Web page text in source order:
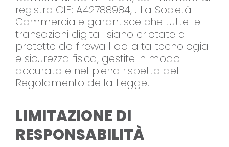
registro CIF: A42788984, . La Società
Commerciale garantisce che tutte le
transazioni digitali siano criptate e
protette da firewall ad alta tecnologia
e sicurezza fisica, gestite in modo
accurato e nel pieno rispetto del
Regolamento della Legge.
LIMITAZIONE DI
RESPONSABILITÀ